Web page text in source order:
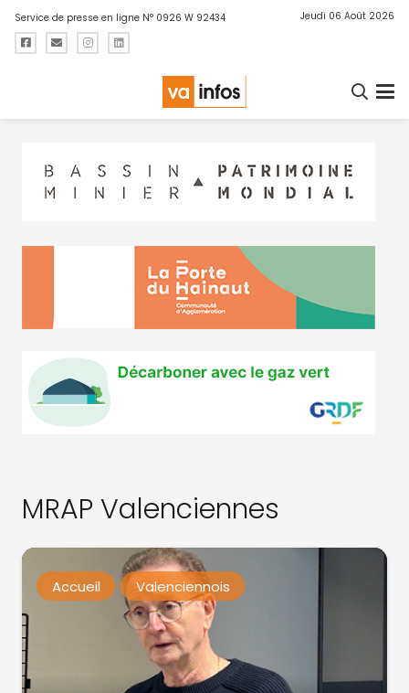
Service de presse en ligne N° 0926 W 92434 Jeudi 06 Août 2026
MRAP Valenciennes
Accueil Valenciennois